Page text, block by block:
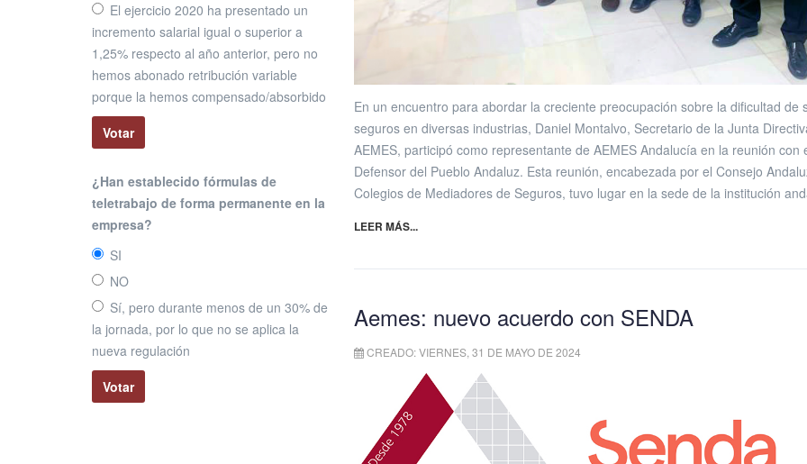
En un encuentro para abordar la creciente preocupación sobre la dificultad de
seguros en diversas industrias, Daniel Montalvo, Secretario de la Junta
AEMES, participó como representante de AEMES Andalucía en la reunión con
Defensor del Pueblo Andaluz. Esta reunión, encabezada por el Consejo
Colegios de Mediadores de Seguros, tuvo lugar en la sede de la institución
LEER MÁS...
Aemes: nuevo acuerdo con SENDA
CREADO: VIERNES, 31 DE MAYO DE 2024
El ejercicio 2020 ha presentado un
incremento salarial igual o superior a
1,25% respecto al año anterior, pero no
hemos abonado retribución variable
porque la hemos compensado/absorbido
¿Han establecido fórmulas de
teletrabajo de forma permanente en la
empresa?
SI
NO
Sí, pero durante menos de un 30% de
la jornada, por lo que no se aplica la
nueva regulación